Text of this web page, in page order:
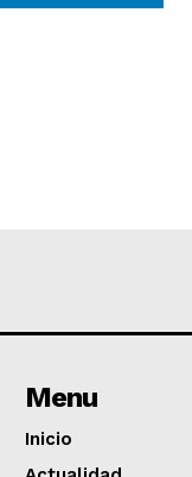
Menu
Inicio